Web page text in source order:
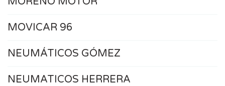
MOVICAR 96
NEUMÁTICOS GÓMEZ
NEUMATICOS HERRERA